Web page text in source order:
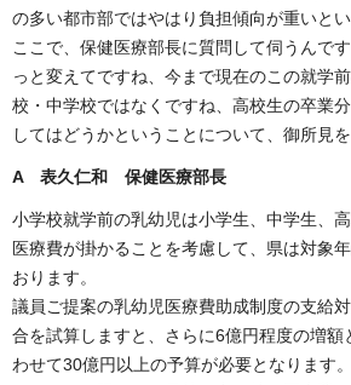
の多い都市部ではやはり負担傾向が重いと
ここで、保健医療部長に質問して伺うんで
っと変えてですね、今まで現在のこの就学
校・中学校ではなくですね、高校生の卒業
してはどうかということについて、御所見を
A 表久仁和 保健医療部長
小学校就学前の乳幼児は小学生、中学生、
医療費が掛かることを考慮して、県は対象
おります。
議員ご提案の乳幼児医療費助成制度の支給
合を試算しますと、さらに6億円程度の増額
わせて30億円以上の予算が必要となります。